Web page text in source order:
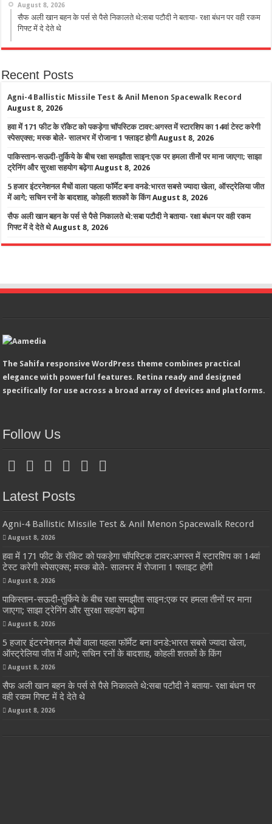
August 8, 2026
सैफ अली खान बहन के पर्स से पैसे निकालते थे:सबा पटौदी ने बताया- रक्षा बंधन पर वही रकम
गिफ्ट में दे देते थे
Recent Posts
Agni-4 Ballistic Missile Test & Anil Menon Spacewalk Record
August 8, 2026
हवा में 171 फीट के रॉकेट को पकड़ेगा चॉपस्टिक टावर:अगस्त में स्टारशिप का 14वां टेस्ट करेगी
स्पेसएक्स; मस्क बोले- सालभर में रोजाना 1 फ्लाइट होगी August 8, 2026
पाकिस्तान-सऊदी-तुर्किये के बीच रक्षा समझौता साइन:एक पर हमला तीनों पर माना जाएगा; साझा
ट्रेनिंग और सुरक्षा सहयोग बढ़ेगा August 8, 2026
5 हजार इंटरनेशनल मैचों वाला पहला फॉर्मेट बना वनडे:भारत सबसे ज्यादा खेला, ऑस्ट्रेलिया जीत
में आगे; सचिन रनों के बादशाह, कोहली शतकों के किंग August 8, 2026
सैफ अली खान बहन के पर्स से पैसे निकालते थे:सबा पटौदी ने बताया- रक्षा बंधन पर वही रकम
गिफ्ट में दे देते थे August 8, 2026
The Sahifa responsive WordPress theme combines practical
elegance with powerful features. Retina ready and designed
specifically for use across a broad array of devices and platforms.
Follow Us
Latest Posts
Agni-4 Ballistic Missile Test & Anil Menon Spacewalk Record
August 8, 2026
हवा में 171 फीट के रॉकेट को पकड़ेगा चॉपस्टिक टावर:अगस्त में स्टारशिप का 14वां
टेस्ट करेगी स्पेसएक्स; मस्क बोले- सालभर में रोजाना 1 फ्लाइट होगी
August 8, 2026
पाकिस्तान-सऊदी-तुर्किये के बीच रक्षा समझौता साइन:एक पर हमला तीनों पर माना
जाएगा; साझा ट्रेनिंग और सुरक्षा सहयोग बढ़ेगा
August 8, 2026
5 हजार इंटरनेशनल मैचों वाला पहला फॉर्मेट बना वनडे:भारत सबसे ज्यादा खेला,
ऑस्ट्रेलिया जीत में आगे; सचिन रनों के बादशाह, कोहली शतकों के किंग
August 8, 2026
सैफ अली खान बहन के पर्स से पैसे निकालते थे:सबा पटौदी ने बताया- रक्षा बंधन पर
वही रकम गिफ्ट में दे देते थे
August 8, 2026